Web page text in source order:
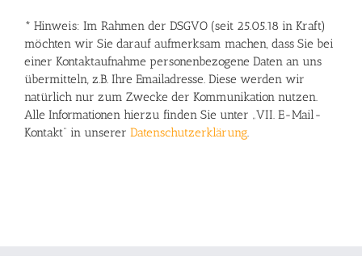
* Hinweis: Im Rahmen der DSGVO (seit 25.05.18 in Kraft)
möchten wir Sie darauf aufmerksam machen, dass Sie bei
einer Kontaktaufnahme personenbezogene Daten an uns
übermitteln, z.B. Ihre Emailadresse. Diese werden wir
natürlich nur zum Zwecke der Kommunikation nutzen.
Alle Informationen hierzu finden Sie unter „VII. E-Mail-
Kontakt“ in unserer Datenschutzerklärung.